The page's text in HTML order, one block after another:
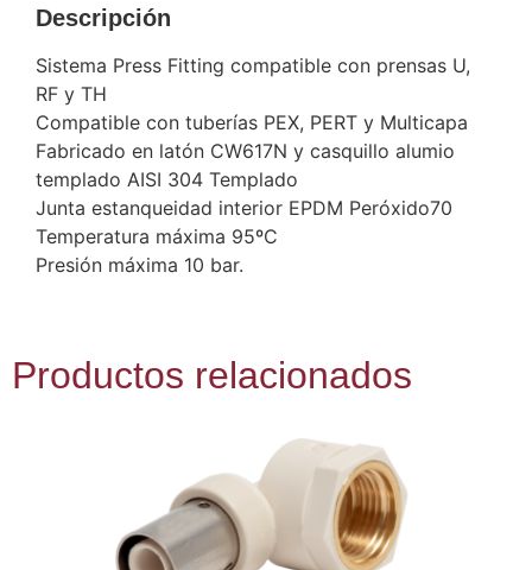
Descripción
Sistema Press Fitting compatible con prensas U,
RF y TH
Compatible con tuberías PEX, PERT y Multicapa
Fabricado en latón CW617N y casquillo alumio
templado AISI 304 Templado
Junta estanqueidad interior EPDM Peróxido70
Temperatura máxima 95ºC
Presión máxima 10 bar.
Productos relacionados